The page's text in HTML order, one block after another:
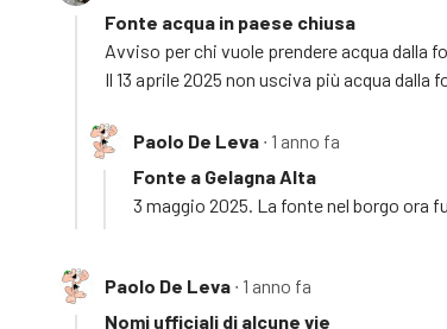
Fonte acqua in paese chiusa
Avviso per chi vuole prendere acqua dalla
Il 13 aprile 2025 non usciva più acqua
Paolo De Leva ∙ 1 anno fa
Fonte a Gelagna Alta
3 maggio 2025. La fonte nel borgo ora
Paolo De Leva ∙ 1 anno fa
Nomi ufficiali di alcune vie